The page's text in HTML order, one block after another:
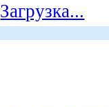
Загрузка...